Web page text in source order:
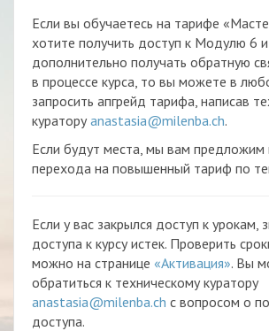
Если вы обучаетесь на тарифе
хотите получить доступ к Модулю 6 и
дополнительно получать обратную
в процессе курса, то вы можете в
запросить апгрейд тарифа, написав
кураторуanastasia@milenba.ch.
Если будут места, мы вам предложим
перехода на повышенный тариф по
Если у вас закрылся доступ к урокам,
доступа к курсу истек. Проверить
можно на странице «Активация». Вы
обратиться к техническому куратору
anastasia@milenba.ch с вопросом о
доступа.